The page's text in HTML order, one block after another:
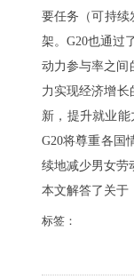
要任务（可持续
架。G20也通过
动力参与率之间
力实现经济增长
新，提升就业能
G20将尊重各国
续地减少男女劳
本文解答了关于
标签：